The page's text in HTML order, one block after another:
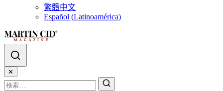
繁體中文
Español (Latinoamérica)
✕